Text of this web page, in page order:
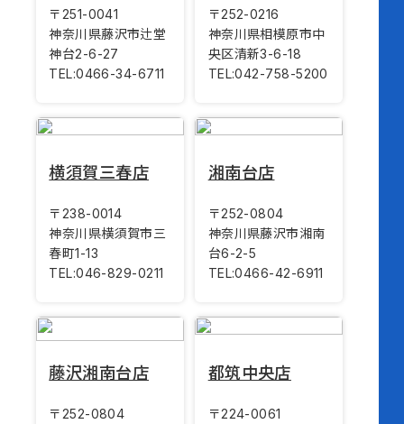
〒251-0041
神奈川県藤沢市辻堂
神台2-6-27
TEL:0466-34-6711
〒252-0216
神奈川県相模原市中
央区清新3-6-18
TEL:042-758-5200
横須賀三春店
〒238-0014
神奈川県横須賀市三
春町1-13
TEL:046-829-0211
湘南台店
〒252-0804
神奈川県藤沢市湘南
台6-2-5
TEL:0466-42-6911
藤沢湘南台店
〒252-0804
都筑中央店
〒224-0061